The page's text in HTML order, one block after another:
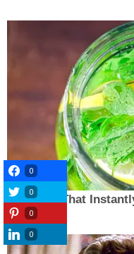
0
0
0
0